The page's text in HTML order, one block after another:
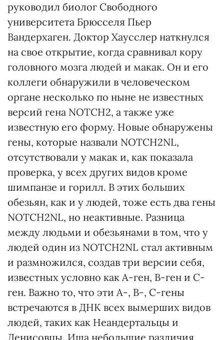
руководил биолог Свободного
университета Брюсселя Пьер
Вандерхаген. Доктор Хаусслер наткнулся
на свое открытие, когда сравнивал кору
головного мозга людей и макак. Он и его
коллеги обнаружили в человеческом
органе несколько по ныне не известных
версий гена NOTCH2, а также уже
известную его форму. Новые обнаружены
гены, которые назвали NOTCH2NL,
отсутствовали у макак и, как показала
проверка, у всех других видов кроме
шимпанзе и горилл. В этих больших
обезьян, как и у людей, тоже есть два гены
NOTCH2NL, но неактивные. Разница
между людьми и обезьянами в том, что у
людей один из NOTCH2NL стал активным
и размножился, создав три версии себя,
известных условно как A-ген, B-ген и C-
ген. Важно то, что эти A-, B-, C-гены
встречаются в ДНК всех вымерших видов
людей, таких как Неандертальцы и
Денисовцы. Ища небольшие различия